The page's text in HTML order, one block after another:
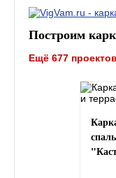
Построим
Ещё 677 проектов